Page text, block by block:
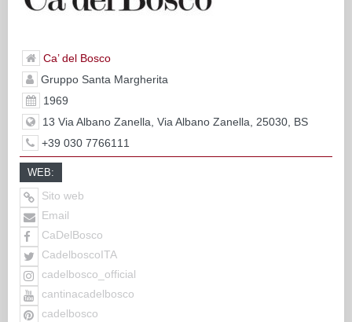
Ca’ del Bosco
Gruppo Santa Margherita
1969
13 Via Albano Zanella, Via Albano Zanella, 25030, BS
+39 030 7766111
WEB:
Sito web
Email
CaDelBosco
CadelboscoITA
cadelbosco_official
cantinacadelbosco
cadelbosco